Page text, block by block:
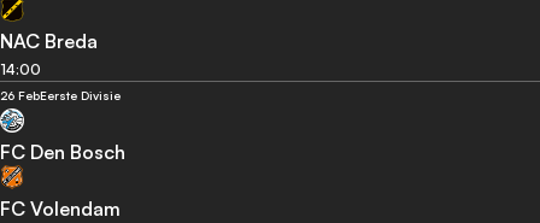
NAC Breda
14:00
26 FebEerste Divisie
FC Den Bosch
FC Volendam